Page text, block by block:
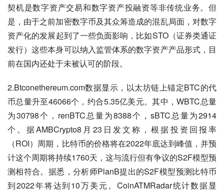
契机是数字资产交易和数字资产投融资等非传统业务。但
是，由于之前加密数字币及其众筹造成的混乱局面，对数字
资产化的发展起到了一些负面影响，比如STO（证券类通证
发行）这些本身可以纳入监管体系的数字资产产品形式，目
前在国内还处于未被认可的阶段。
2.Btconethereum.com数据显示，以太坊链上锚定BTC的代
币总量升至46066个，约合5.35亿美元。其中，WBTC总量
为30798个，renBTC总量为8388个，sBTC总量为2914
个。据AMBCrypto8月23日发文称，根据投资回报率
（ROI）周期，比特币的价格将在2022年底达到峰值，并预
计这个周期将持续1760天，这与流行但有争议的S2F模型预
测相符合。据悉，分析师PlanB提出的S2F模型预测比特币
到2022年将达到10万美元。CoinATMRadar统计数据显